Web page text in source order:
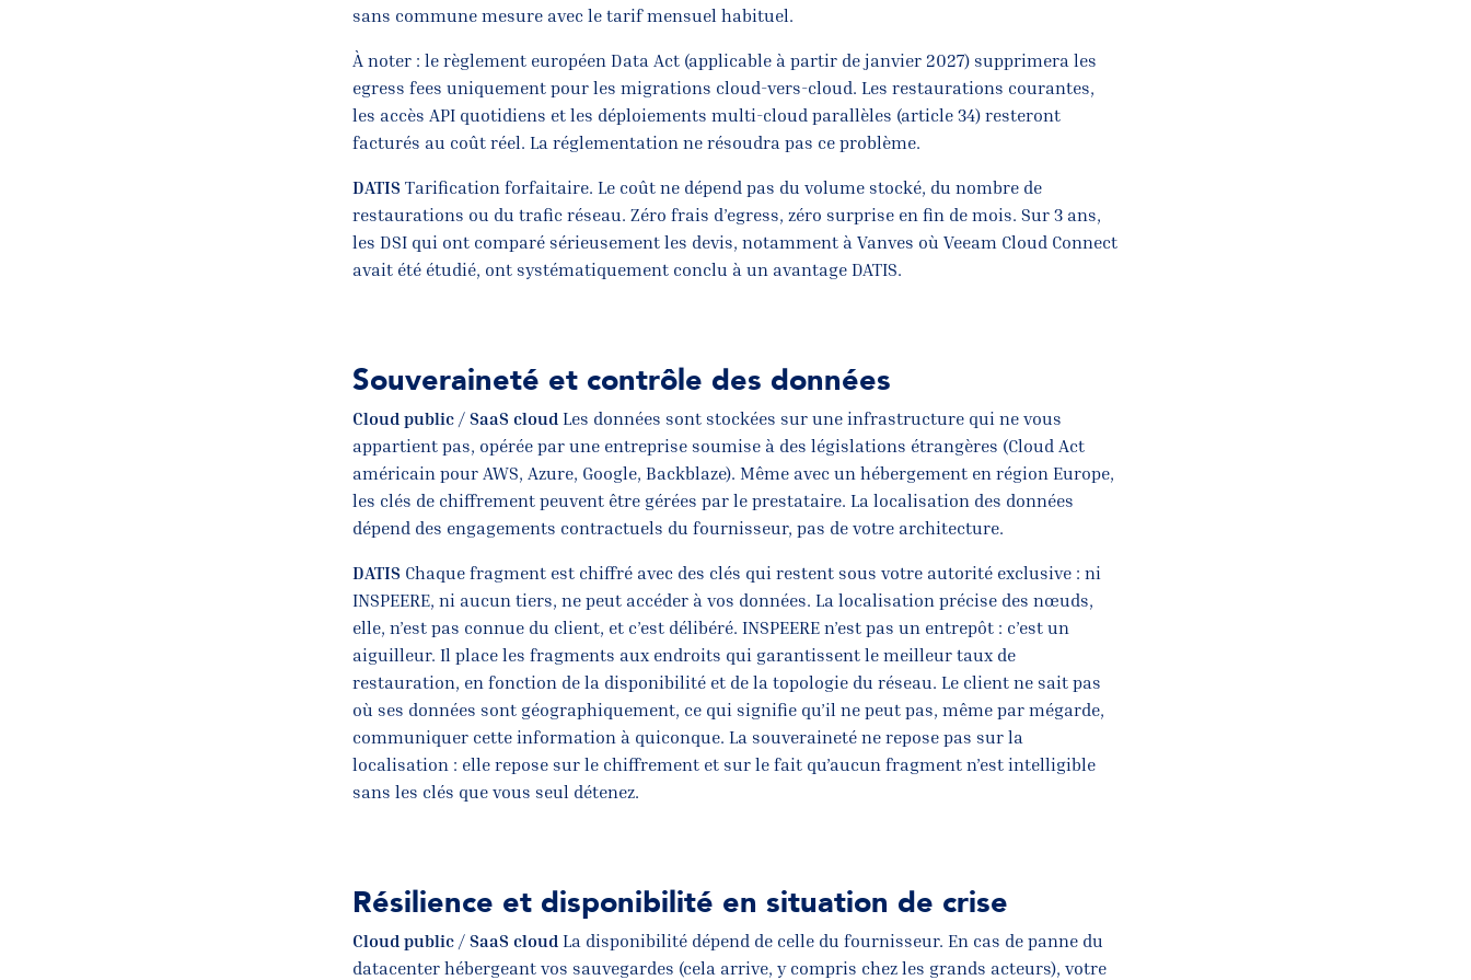
sans commune mesure avec le tarif mensuel habituel.
À noter : le règlement européen Data Act (applicable à partir de janvier 2027) supprimera les
egress fees uniquement pour les migrations cloud-vers-cloud. Les restaurations courantes,
les accès API quotidiens et les déploiements multi-cloud parallèles (article 34) resteront
facturés au coût réel. La réglementation ne résoudra pas ce problème.
DATIS Tarification forfaitaire. Le coût ne dépend pas du volume stocké, du nombre de
restaurations ou du trafic réseau. Zéro frais d’egress, zéro surprise en fin de mois. Sur 3 ans,
les DSI qui ont comparé sérieusement les devis, notamment à Vanves où Veeam Cloud Connect
avait été étudié, ont systématiquement conclu à un avantage DATIS.
Souveraineté et contrôle des données
Cloud public / SaaS cloud Les données sont stockées sur une infrastructure qui ne vous
appartient pas, opérée par une entreprise soumise à des législations étrangères (Cloud Act
américain pour AWS, Azure, Google, Backblaze). Même avec un hébergement en région Europe,
les clés de chiffrement peuvent être gérées par le prestataire. La localisation des données
dépend des engagements contractuels du fournisseur, pas de votre architecture.
DATIS Chaque fragment est chiffré avec des clés qui restent sous votre autorité exclusive : ni
INSPEERE, ni aucun tiers, ne peut accéder à vos données. La localisation précise des nœuds,
elle, n’est pas connue du client, et c’est délibéré. INSPEERE n’est pas un entrepôt : c’est un
aiguilleur. Il place les fragments aux endroits qui garantissent le meilleur taux de
restauration, en fonction de la disponibilité et de la topologie du réseau. Le client ne sait pas
où ses données sont géographiquement, ce qui signifie qu’il ne peut pas, même par mégarde,
communiquer cette information à quiconque. La souveraineté ne repose pas sur la
localisation : elle repose sur le chiffrement et sur le fait qu’aucun fragment n’est intelligible
sans les clés que vous seul détenez.
Résilience et disponibilité en situation de crise
Cloud public / SaaS cloud La disponibilité dépend de celle du fournisseur. En cas de panne du
datacenter hébergeant vos sauvegardes (cela arrive, y compris chez les grands acteurs), votre